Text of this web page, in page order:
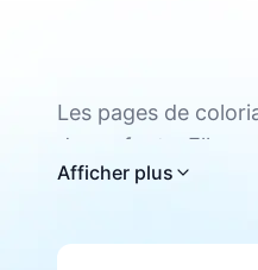
Les pages de
des enfants. Elles
coordination œil
coloriage est aussi
Toutes les pages
Afficher plus